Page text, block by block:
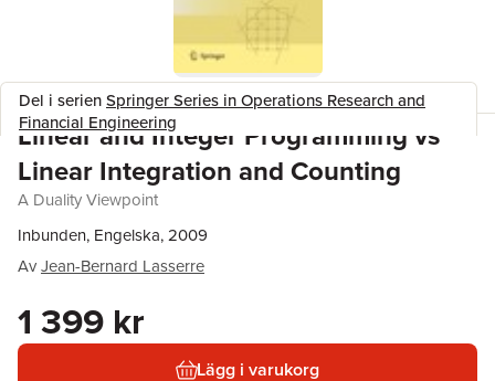
Del i serienSpringer Series in Operations Research and
Financial Engineering
Linear and Integer Programming vs
Linear Integration and Counting
A Duality Viewpoint
Inbunden, Engelska, 2009
AvJean-Bernard Lasserre
1 399 kr
Lägg i varukorg